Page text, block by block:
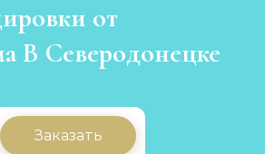
от
В Северодонецке
Заказать